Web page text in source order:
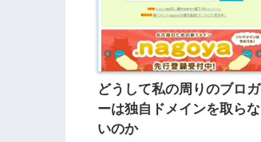
どうして私の周りのブロガ
ーは独自ドメインを取らな
いのか